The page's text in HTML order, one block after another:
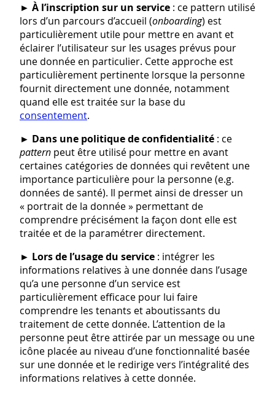
► À l’inscription sur un service : ce pattern utilisé
lors d’un parcours d’accueil (onboarding) est
particulièrement utile pour mettre en avant et
éclairer l’utilisateur sur les usages prévus pour
une donnée en particulier. Cette approche est
particulièrement pertinente lorsque la personne
fournit directement une donnée, notamment
quand elle est traitée sur la base du
consentement.
► Dans une politique de confidentialité : ce
pattern peut être utilisé pour mettre en avant
certaines catégories de données qui revêtent une
importance particulière pour la personne (e.g.
données de santé). Il permet ainsi de dresser un
« portrait de la donnée » permettant de
comprendre précisément la façon dont elle est
traitée et de la paramétrer directement.
► Lors de l’usage du service : intégrer les
informations relatives à une donnée dans l’usage
qu’a une personne d’un service est
particulièrement efficace pour lui faire
comprendre les tenants et aboutissants du
traitement de cette donnée. L’attention de la
personne peut être attirée par un message ou une
icône placée au niveau d’une fonctionnalité basée
sur une donnée et le redirige vers l’intégralité des
informations relatives à cette donnée.